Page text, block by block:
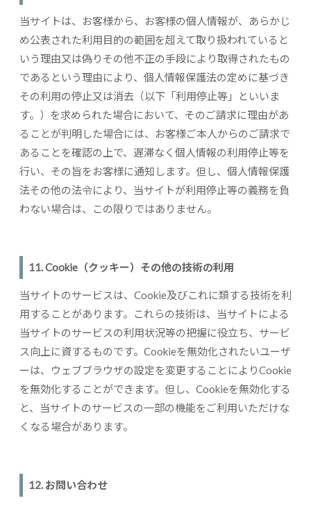
当サイトは、お客様から、お客様の個人情報が、あらかじ
め公表された利用目的の範囲を超えて取り扱われていると
いう理由又は偽りその他不正の手段により取得されたもの
であるという理由により、個人情報保護法の定めに基づき
その利用の停止又は消去（以下「利用停止等」といいま
す。）を求められた場合において、そのご請求に理由があ
ることが判明した場合には、お客様ご本人からのご請求で
あることを確認の上で、遅滞なく個人情報の利用停止等を
行い、その旨をお客様に通知します。但し、個人情報保護
法その他の法令により、当サイトが利用停止等の義務を負
わない場合は、この限りではありません。
11. Cookie（クッキー）その他の技術の利用
当サイトのサービスは、Cookie及びこれに類する技術を利
用することがあります。これらの技術は、当サイトによる
当サイトのサービスの利用状況等の把握に役立ち、サービ
ス向上に資するものです。Cookieを無効化されたいユーザ
ーは、ウェブブラウザの設定を変更することによりCookie
を無効化することができます。但し、Cookieを無効化する
と、当サイトのサービスの一部の機能をご利用いただけな
くなる場合があります。
12. お問い合わせ